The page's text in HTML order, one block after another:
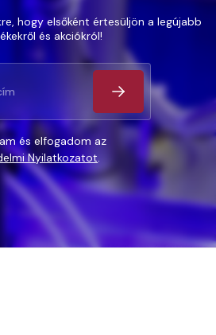
hogy elsőként értesüljön a legújabb
és akciókról!
és elfogadom az
Nyilatkozatot.